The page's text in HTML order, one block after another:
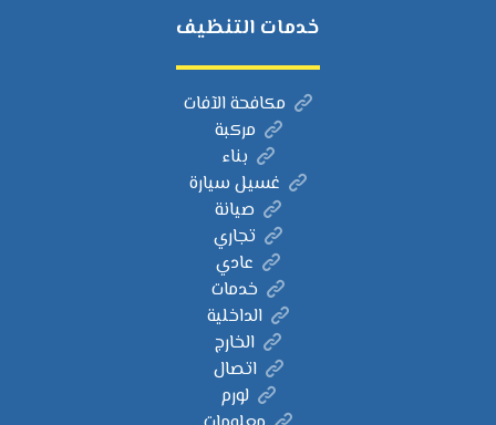
خدمات التنظيف
مكافحة الآفات
مركبة
بناء
غسيل سيارة
صيانة
تجاري
عادي
خدمات
الداخلية
الخارج
اتصال
لورم